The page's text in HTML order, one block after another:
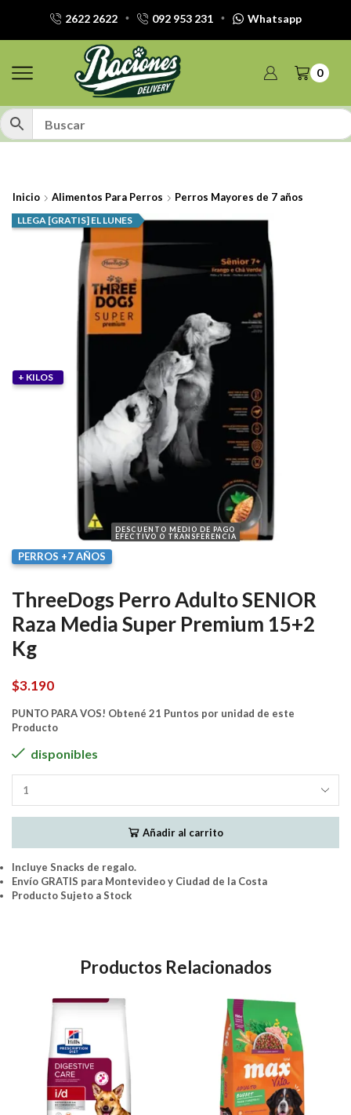
2622 2622 092 953 231 Whatsapp
0
Inicio Alimentos Para Perros Perros Mayores de 7 años
LLEGA [GRATIS] EL LUNES
DESCUENTO MEDIO DE PAGO
EFECTIVO O TRANSFERENCIA
+ KILOS
PERROS +7 AÑOS
ThreeDogs Perro Adulto SENIOR
Raza Media Super Premium 15+2
Kg
$3.190
PUNTO PARA VOS! Obtené 21 Puntos por unidad de este
Producto
disponibles
SENIOR
Super
Añadir al carrito
Incluye Snacks de regalo.
Envío GRATIS para Montevideo y Ciudad de la Costa
Producto Sujeto a Stock
Productos Relacionados